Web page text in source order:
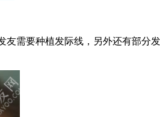
需要种植发际线，另外还有部分